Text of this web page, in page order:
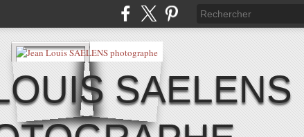
SAELENS